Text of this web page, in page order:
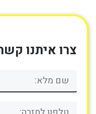
צרו איתנו קשר